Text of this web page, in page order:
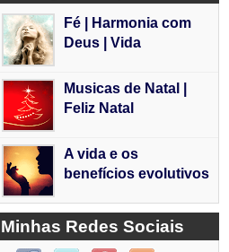
Fé | Harmonia com
Deus | Vida
Musicas de Natal |
Feliz Natal
A vida e os
benefícios evolutivos
Minhas Redes Sociais